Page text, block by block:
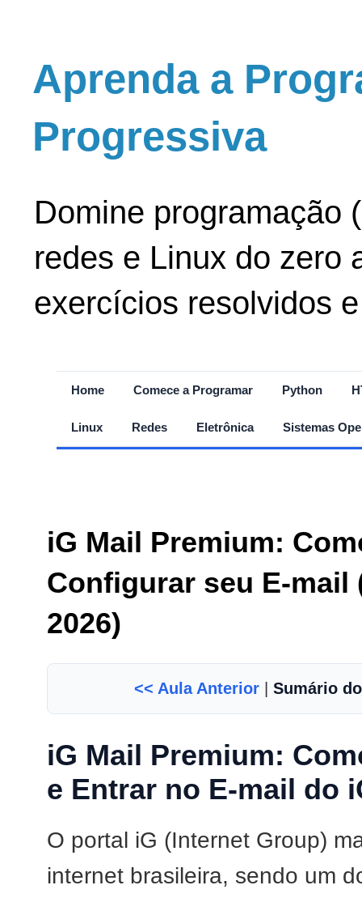
Aprenda a
Progressiva
Domine programação
redes e Linux do zero
exercícios resolvidos
Home Comece a Programar Python
Linux Redes Eletrônica Sistemas
iG Mail Premium:
Configurar seu E-mail
2026)
<< Aula Anterior| Sumário
iG Mail Premium:
e Entrar no E-mail do
O portal iG (Internet Group)
internet brasileira, sendo um